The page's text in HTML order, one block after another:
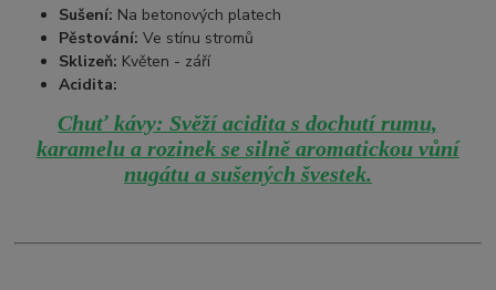
Sušení: Na betonových platech
Pěstování: Ve stínu stromů
Sklizeň: Květen - září
Acidita:
Chuť kávy: Svěží acidita s dochutí rumu,
karamelu a rozinek se silně aromatickou vůní
nugátu a sušených švestek.